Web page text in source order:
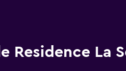
Residence La